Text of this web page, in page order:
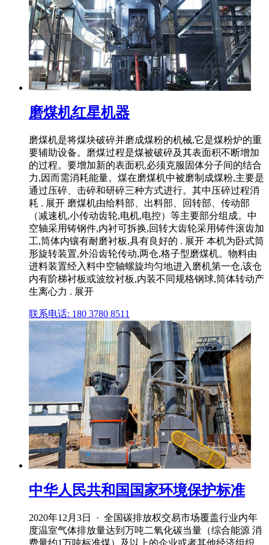
磨煤机红星机器
磨煤机是将煤块破碎并磨成煤粉的机械,它是煤粉炉的重
要辅助设备。磨煤过程是煤被破碎及其表面积不断增加
的过程。要增加新的表面积,必须克服固体分子间的结合
力,因而需消耗能量。煤在磨煤机中被磨制成煤粉,主要是
通过压碎、击碎和研碎三种方式进行。其中压碎过程消
耗 . 展开 磨煤机由给料部、出料部、回转部、传动部
（减速机,小传动齿轮,电机,电控）等主要部分组成。中
空轴采用铸钢件,内衬可拆换,回转大齿轮采用铸件滚齿加
工,筒体内镶有耐磨衬板,具有良好的 . 展开 本机为卧式筒
形旋转装置,外沿齿轮传动,两仓,格子型磨煤机。物料由
进料装置经入料中空轴螺旋均匀地进入磨机第一仓,该仓
内有阶梯衬板或波纹衬板,内装不同规格钢球,筒体转动产
生离心力 . 展开
联系电话: 180 3780 8511
中华人民共和国国家环境保护标准
2020年12月3日 · 全国碳排放权交易市场覆盖行业内年
度温室气体排放量达到万吨二氧化碳当量（综合能源 消